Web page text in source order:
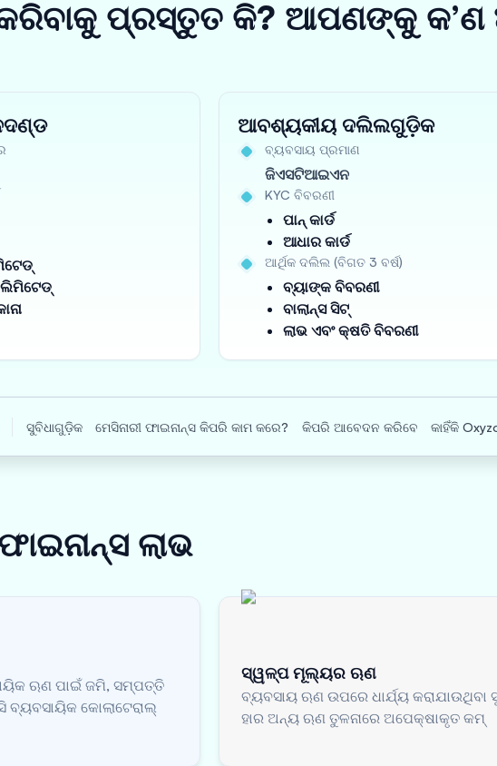
ପ୍ରସ୍ତୁତ କି? ଆପଣଙ୍କୁ କ’ଣ
ଲିମିଟେଡ୍
ଆବଶ୍ୟକୀୟ ଦଲିଲଗୁଡ଼ିକ
ବ୍ୟବସାୟ ପ୍ରମାଣ
ଜିଏସଟିଆଇଏନ
KYC ବିବରଣୀ
ପାନ୍ କାର୍ଡ
ଆଧାର କାର୍ଡ
ଆର୍ଥିକ ଦଲିଲ (ବିଗତ 3 ବର୍ଷ)
ବ୍ୟାଙ୍କ ବିବରଣୀ
ବାଲାନ୍ସ ସିଟ୍
ଲାଭ ଏବଂ କ୍ଷତି ବିବରଣୀ
ସୁବିଧାଗୁଡ଼ିକ ମେସିନାରୀ ଫାଇନାନ୍ସ କିପରି କାମ କରେ? କିପରି ଆବେଦନ କରିବେ କାହିଁକି
ଲାଭ
ଋଣ ପାଇଁ ଜମି, ସମ୍ପତ୍ତି
କୋଲାଟେରାଲ୍
ସ୍ୱଳ୍ପ ମୂଲ୍ୟର ଋଣ
ବ୍ୟବସାୟ ଋଣ ଉପରେ ଧାର୍ଯ୍ୟ କରାଯାଉଥିବା
ହାର ଅନ୍ୟ ଋଣ ତୁଳନାରେ ଅପେକ୍ଷାକୃତ କମ୍